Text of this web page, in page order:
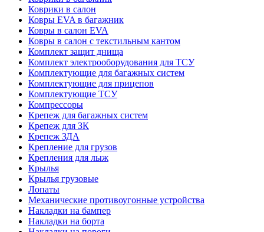
Коврики в салон
Ковры EVA в багажник
Ковры в салон EVA
Ковры в салон с текстильным кантом
Комплект защит днища
Комплект электрооборудования для ТСУ
Комплектующие для багажных систем
Комплектующие для прицепов
Комплектующие ТСУ
Компрессоры
Крепеж для багажных систем
Крепеж для ЗК
Крепеж ЗДА
Крепление для грузов
Крепления для лыж
Крылья
Крылья грузовые
Лопаты
Механические противоугонные устройства
Накладки на бампер
Накладки на борта